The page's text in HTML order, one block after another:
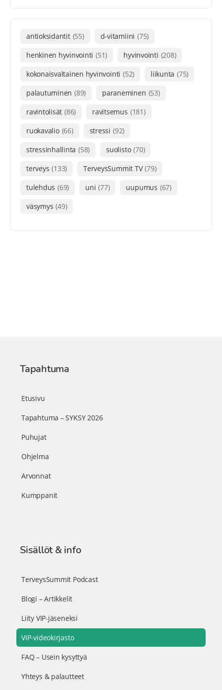
antioksidantit (55) d-vitamiini (75)
henkinen hyvinvointi (51) hyvinvointi (208)
kokonaisvaltainen hyvinvointi (52) liikunta (75)
palautuminen (89) paraneminen (53)
ravintolisät (86) ravitsemus (181)
ruokavalio (66) stressi (92)
stressinhallinta (58) suolisto (70)
terveys (133) TerveysSummit TV (79)
tulehdus (69) uni (77) uupumus (67)
väsymys (49)
Tapahtuma
Etusivu
Tapahtuma – SYKSY 2026
Puhujat
Ohjelma
Arvonnat
Kumppanit
Sisällöt & info
TerveysSummit Podcast
Blogi – Artikkelit
Liity VIP-jäseneksi
VIP-videokirjasto
FAQ – Usein kysyttyä
Yhteys & palautteet